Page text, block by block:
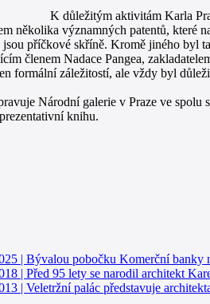
K důležitým aktivitám Karla
několika významných patentů, které
příčkové skříně. Kromě jiného byl
členem Nadace Pangea,
formální záležitostí, ale vždy byl
Národní galerie v Praze ve
knihu.
Bývalou pobočku Komerční banky
Před 95 lety se narodil architekt
Veletržní palác představuje